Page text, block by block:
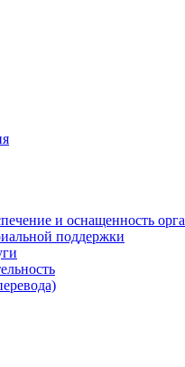
и оснащенность
поддержки